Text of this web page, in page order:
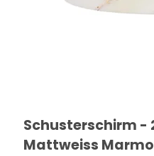
Schusterschirm -
Mattweiss